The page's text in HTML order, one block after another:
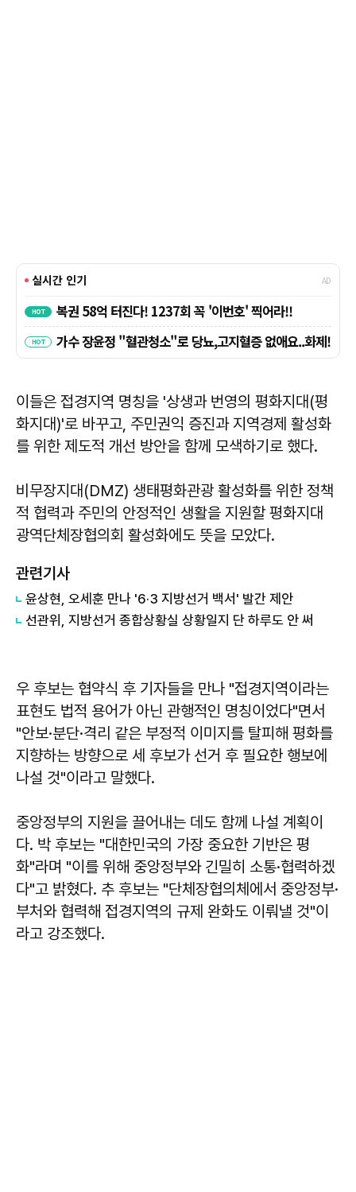
이들은 접경지역 명칭을 '상생과 번영의 평화지대(평
화지대)'로 바꾸고, 주민권익 증진과 지역경제 활성화
를 위한 제도적 개선 방안을 함께 모색하기로 했다.
비무장지대(DMZ) 생태평화관광 활성화를 위한 정책
적 협력과 주민의 안정적인 생활을 지원할 평화지대
광역단체장협의회 활성화에도 뜻을 모았다.
관련기사
윤상현, 오세훈 만나 '6·3 지방선거 백서' 발간 제안
선관위, 지방선거 종합상황실 상황일지 단 하루도 안 써
우 후보는 협약식 후 기자들을 만나 "접경지역이라는
표현도 법적 용어가 아닌 관행적인 명칭이었다"면서
"안보·분단·격리 같은 부정적 이미지를 탈피해 평화를
지향하는 방향으로 세 후보가 선거 후 필요한 행보에
나설 것"이라고 말했다.
중앙정부의 지원을 끌어내는 데도 함께 나설 계획이
다. 박 후보는 "대한민국의 가장 중요한 기반은 평
화"라며 "이를 위해 중앙정부와 긴밀히 소통·협력하겠
다"고 밝혔다. 추 후보는 "단체장협의체에서 중앙정부·
부처와 협력해 접경지역의 규제 완화도 이뤄낼 것"이
라고 강조했다.